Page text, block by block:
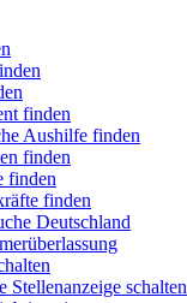
finden
Aushilfe finden
finden
finden
finden
Deutschland
Stellenanzeige schalten